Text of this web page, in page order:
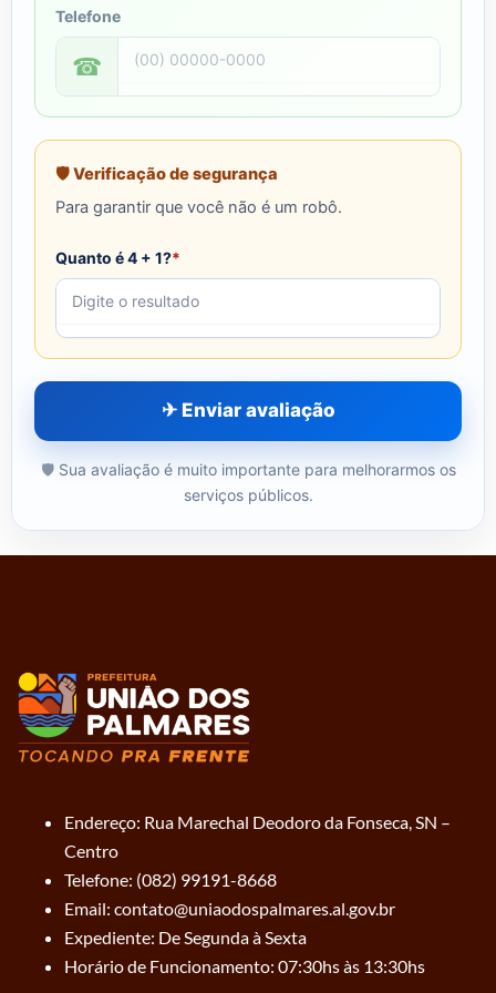
Telefone
☎
🛡 Verificação de segurança
Para garantir que você não é um robô.
Quanto é 4 + 1?*
✈ Enviar avaliação
Sua avaliação é muito importante para melhorarmos os
serviços públicos.
Endereço: Rua Marechal Deodoro da Fonseca, SN –
Centro
Telefone: (082) 99191-8668
Email: contato@uniaodospalmares.al.gov.br
Expediente: De Segunda à Sexta
Horário de Funcionamento: 07:30hs às 13:30hs